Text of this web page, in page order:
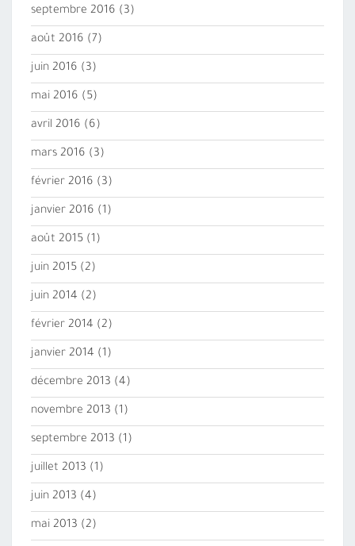
septembre 2016 (3)
août 2016 (7)
juin 2016 (3)
mai 2016 (5)
avril 2016 (6)
mars 2016 (3)
février 2016 (3)
janvier 2016 (1)
août 2015 (1)
juin 2015 (2)
juin 2014 (2)
février 2014 (2)
janvier 2014 (1)
décembre 2013 (4)
novembre 2013 (1)
septembre 2013 (1)
juillet 2013 (1)
juin 2013 (4)
mai 2013 (2)